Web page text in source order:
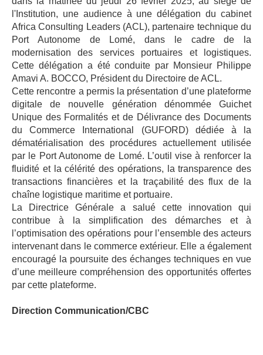
l'Institution, une audience à une délégation du cabinet
Africa Consulting Leaders (ACL), partenaire technique du
Port Autonome de Lomé, dans le cadre de la
modernisation des services portuaires et logistiques.
Cette délégation a été conduite par Monsieur Philippe
Amavi A. BOCCO, Président du Directoire de ACL.
Cette rencontre a permis la présentation d’une plateforme
digitale de nouvelle génération dénommée Guichet
Unique des Formalités et de Délivrance des Documents
du Commerce International (GUFORD) dédiée à la
dématérialisation des procédures actuellement utilisée
par le Port Autonome de Lomé. L’outil vise à renforcer la
fluidité et la célérité des opérations, la transparence des
transactions financières et la traçabilité des flux de la
chaîne logistique maritime et portuaire.
La Directrice Générale a salué cette innovation qui
contribue à la simplification des démarches et à
l’optimisation des opérations pour l’ensemble des acteurs
intervenant dans le commerce extérieur. Elle a également
encouragé la poursuite des échanges techniques en vue
d’une meilleure compréhension des opportunités offertes
par cette plateforme.
Direction Communication/CBC